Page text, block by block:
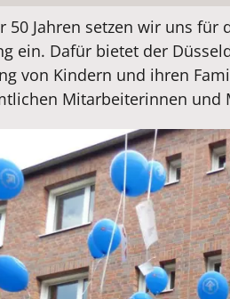
50 Jahren setzen wir uns
ein. Dafür bietet der
von Kindern und ihren
Mitarbeiterinnen und